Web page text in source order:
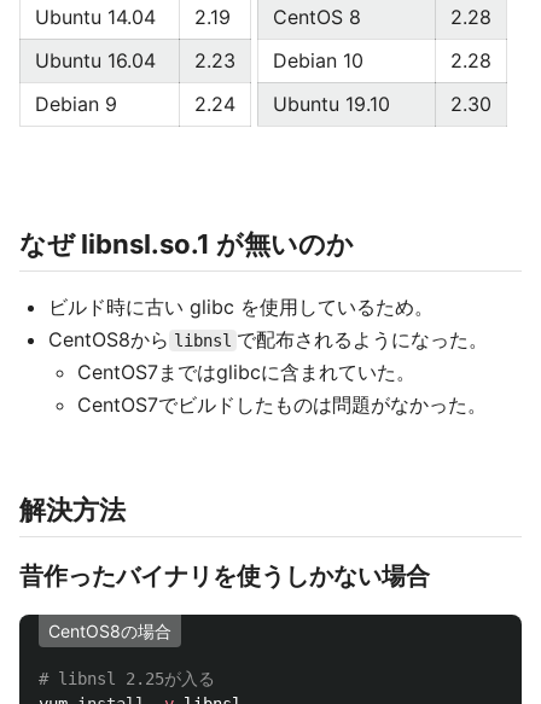
Ubuntu 14.04
2.19
Ubuntu 16.04
2.23
Debian 9
2.24
CentOS 8
2.28
Debian 10
2.28
Ubuntu 19.10
2.30
なぜ libnsl.so.1 が無いのか
ビルド時に古い glibc を使用しているため。
CentOS8から libnsl で配布されるようになった。
CentOS7まではglibcに含まれていた。
CentOS7でビルドしたものは問題がなかった。
解決方法
昔作ったバイナリを使うしかない場合
CentOS8の場合
# libnsl 2.25が入る